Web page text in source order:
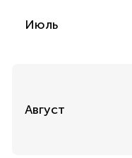
Июль
Август